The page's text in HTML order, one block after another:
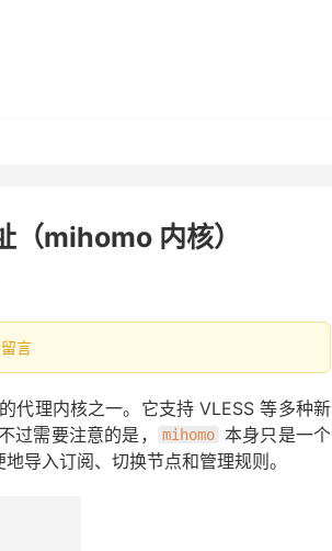
mihomo 内核）
言
代理内核之一。它支持 VLESS 等多种新
需要注意的是，
mihomo 本身只是一个
导入订阅、切换节点和管理规则。